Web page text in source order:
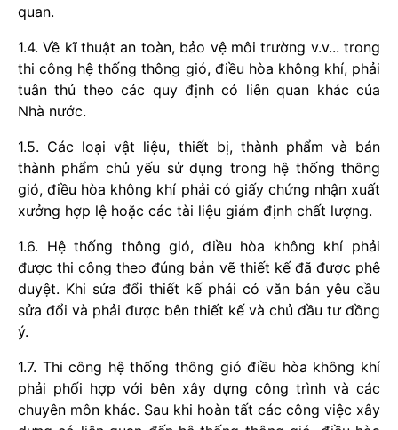
quan.
1.4. Về kĩ thuật an toàn, bảo vệ môi trường v.v... trong
thi công hệ thống thông gió, điều hòa không khí, phải
tuân thủ theo các quy định có liên quan khác của
Nhà nước.
1.5. Các loại vật liệu, thiết bị, thành phẩm và bán
thành phẩm chủ yếu sử dụng trong hệ thống thông
gió, điều hòa không khí phải có giấy chứng nhận xuất
xưởng hợp lệ hoặc các tài liệu giám định chất lượng.
1.6. Hệ thống thông gió, điều hòa không khí phải
được thi công theo đúng bản vẽ thiết kế đã được phê
duyệt. Khi sửa đổi thiết kế phải có văn bản yêu cầu
sửa đổi và phải được bên thiết kế và chủ đầu tư đồng
ý.
1.7. Thi công hệ thống thông gió điều hòa không khí
phải phối hợp với bên xây dựng công trình và các
chuyên môn khác. Sau khi hoàn tất các công việc xây